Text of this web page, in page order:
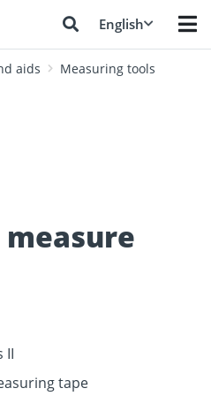
English
aids
Measuring tools
II
tape